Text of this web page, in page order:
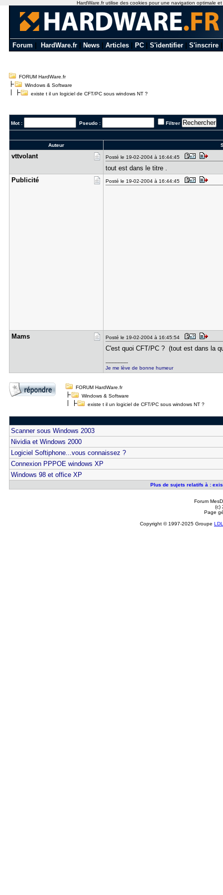
Forum HardWare.fr News Articles PC S'identifier S'inscrire
FORUM HardWare.fr
Windows & Software
existe t il un logiciel de CFT/PC sous windows NT ?
Mot : Pseudo : Filtrer
Auteur
vttvolant Posté le 19-02-2004 à 16:44:45
tout est dans le titre .
Publicité
Posté le 19-02-2004 à 16:44:45
Mams Posté le 19-02-2004 à 16:45:54
C'est quoi CFT/PC ? (tout est dans la
---------------
Je me lève de bonne humeur
FORUM HardWare.fr
Windows & Software
existe t il un logiciel de CFT/PC sous windows NT ?
Scanner sous Windows 2003
Nividia et Windows 2000
Logiciel Softiphone...vous connaissez ?
Connexion PPPOE windows XP
Windows 98 et office XP
Plus de sujets relatifs à :
Forum
(c)
Page
Copyright © 1997-2025 Groupe
HardWare.fr utilise des cookies pour une navigation optimale